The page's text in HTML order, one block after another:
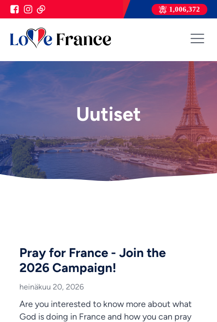
1,006,372
Uutiset
Pray for France - Join the
2026 Campaign!
heinäkuu 20, 2026
Are you interested to know more about what
God is doing in France and how you can pray